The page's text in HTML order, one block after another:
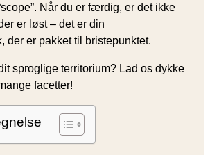
Når du er færdig, er det ikke
er løst – det er din
der er pakket til bristepunktet.
sproglige territorium? Lad os dykke
facetter!